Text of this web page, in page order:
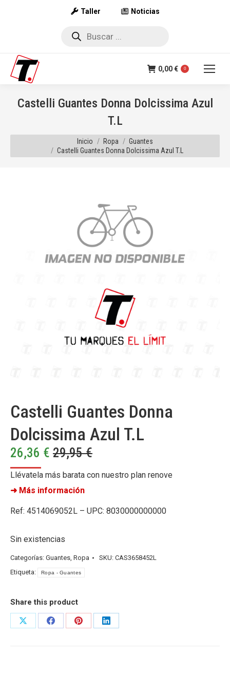
Taller Noticias
Búsqueda
0,00€ 0
Castelli Guantes Donna Dolcissima Azul
T.L
Estás aquí:
Inicio Ropa
Guantes
Castelli Guantes Donna Dolcissima Azul T.L
Castelli Guantes Donna
Dolcissima Azul T.L
26,36 € 29,95€
Llévatela más barata con nuestro plan renove
➜ Más información
Ref: 4514069052L – UPC: 8030000000000
Sin existencias
Categorías: Guantes, Ropa SKU: CAS3658452L
Etiqueta:
Ropa - Guantes
Share this product
Share
Share
Share
Share